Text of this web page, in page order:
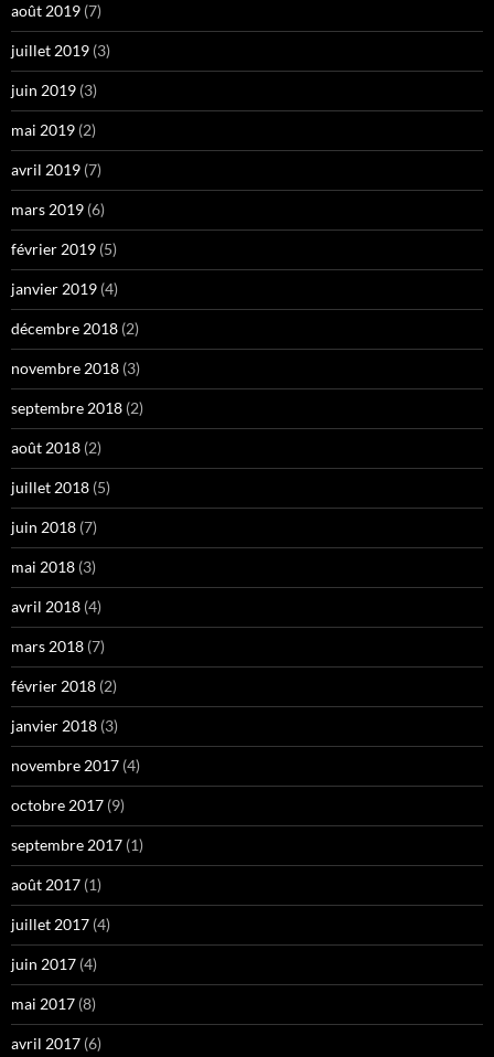
août 2019 (7)
juillet 2019 (3)
juin 2019 (3)
mai 2019 (2)
avril 2019 (7)
mars 2019 (6)
février 2019 (5)
janvier 2019 (4)
décembre 2018 (2)
novembre 2018 (3)
septembre 2018 (2)
août 2018 (2)
juillet 2018 (5)
juin 2018 (7)
mai 2018 (3)
avril 2018 (4)
mars 2018 (7)
février 2018 (2)
janvier 2018 (3)
novembre 2017 (4)
octobre 2017 (9)
septembre 2017 (1)
août 2017 (1)
juillet 2017 (4)
juin 2017 (4)
mai 2017 (8)
avril 2017 (6)